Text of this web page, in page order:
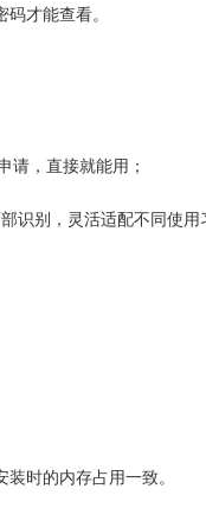
才能查看。
请，直接就能用；
识别，灵活适配不同使用
时的内存占用一致。